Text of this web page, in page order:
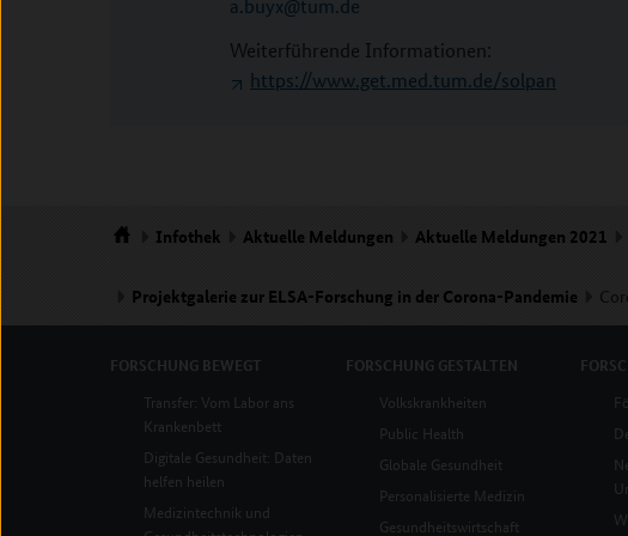
a.buyx@tum.de
Weiterführende Informationen:
https://www.get.med.tum.de/solpan
Infothek Aktuelle Meldungen Aktuelle Meldungen 2021
Projektgalerie zur ELSA-Forschung in der Corona-Pandemie
FORSCHUNG BEWEGT
Transfer: Vom Labor ans
Krankenbett
Digitale Gesundheit: Daten
helfen heilen
Medizintechnik und
FORSCHUNG GESTALTEN
Volkskrankheiten
Public Health
Globale Gesundheit
Personalisierte Medizin
Gesundheitswirtschaft